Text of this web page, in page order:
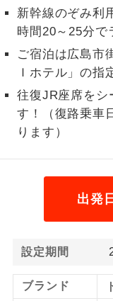
新幹線のぞみ利
時間20～25分で
ご宿泊は広島市
Ｉホテル」の指
往復JR座席をシ
す！（復路乗車
ります）
出発
設定期間
ブランド
トラベルイヤ
ホン
1名様催行
2名様催行
おひとり様参
ご夫婦限定